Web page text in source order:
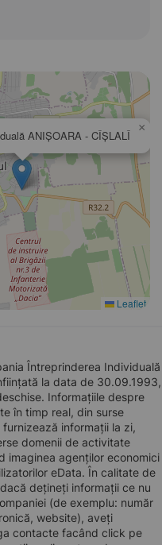
ANIŞOARA - CÎŞLALÎ
×
Leaflet
Întreprinderea Individuală
la data de 30.09.1993,
Informațiile despre
în timp real, din surse
informații la zi,
domenii de activitate
imaginea agenților economici
eData. În calitate de
dețineți informații ce nu
(de exemplu: număr
website), aveți
contacte facând click pe